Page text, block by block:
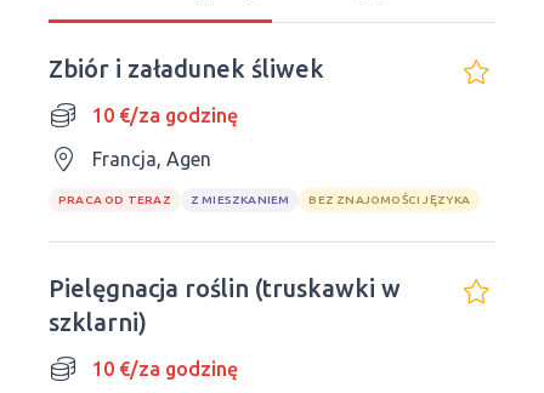
Zbiór i załadunek śliwek
10 €/za godzinę
Francja, Agen
PRACA OD TERAZ Z MIESZKANIEM BEZ ZNAJOMOŚCI JĘZYKA
Pielęgnacja roślin (truskawki w
szklarni)
10 €/za godzinę